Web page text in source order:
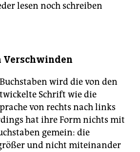
lesen noch schreiben
Verschwinden
wird die von den
Schrift wie die
von rechts nach links
hat ihre Form nichts mit
gemein: die
und nicht miteinander